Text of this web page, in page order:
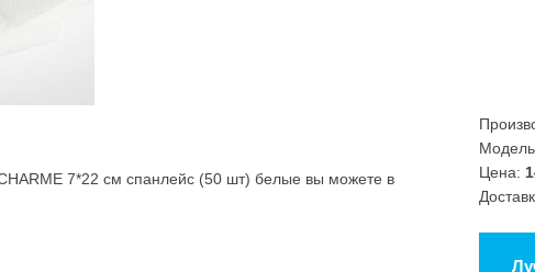
7*22 см спанлейс (50 шт) белые вы можете в
Цена: